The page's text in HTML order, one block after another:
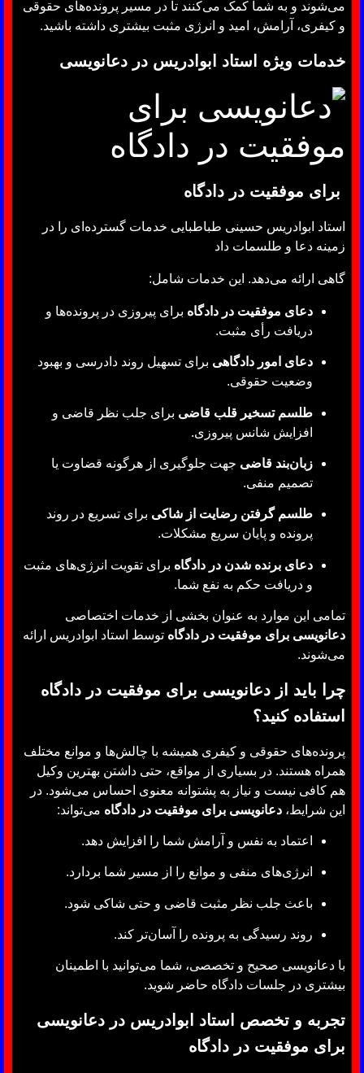
می‌شوند و به شما کمک می‌کنند تا در مسیر پرونده‌های حقوقی
و کیفری، آرامش، امید و انرژی مثبت بیشتری داشته باشید.
خدمات ویژه استاد ابوادریس در دعانویسی
برای موفقیت در دادگاه
استاد ابوادریس حسینی طباطبایی خدمات گسترده‌ای را در
زمینه دعا و طلسمات داد
گاهی ارائه می‌دهد. این خدمات شامل:
دعای موفقیت در دادگاه برای پیروزی در پرونده‌ها و
دریافت رأی مثبت.
دعای امور دادگاهی برای تسهیل روند دادرسی و بهبود
وضعیت حقوقی.
طلسم تسخیر قلب قاضی برای جلب نظر قاضی و
افزایش شانس پیروزی.
زبان‌بند قاضی جهت جلوگیری از هرگونه قضاوت یا
تصمیم منفی.
طلسم گرفتن رضایت از شاکی برای تسریع در روند
پرونده و پایان سریع مشکلات.
دعای برنده شدن در دادگاه برای تقویت انرژی‌های مثبت
و دریافت حکم به نفع شما.
تمامی این موارد به عنوان بخشی از خدمات اختصاصی
دعانویسی برای موفقیت در دادگاه توسط استاد ابوادریس ارائه
می‌شوند.
چرا باید از دعانویسی برای موفقیت در دادگاه
استفاده کنید؟
پرونده‌های حقوقی و کیفری همیشه با چالش‌ها و موانع مختلف
همراه هستند. در بسیاری از مواقع، حتی داشتن بهترین وکیل
هم کافی نیست و نیاز به پشتوانه معنوی احساس می‌شود. در
این شرایط، دعانویسی برای موفقیت در دادگاه می‌تواند:
اعتماد به نفس و آرامش شما را افزایش دهد.
انرژی‌های منفی و موانع را از مسیر شما بردارد.
باعث جلب نظر مثبت قاضی و حتی شاکی شود.
روند رسیدگی به پرونده را آسان‌تر کند.
با دعانویسی صحیح و تخصصی، شما می‌توانید با اطمینان
بیشتری در جلسات دادگاه حاضر شوید.
تجربه و تخصص استاد ابوادریس در دعانویسی
برای موفقیت در دادگاه